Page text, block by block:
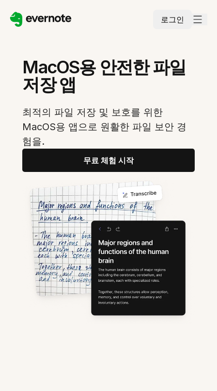
로그인
MacOS용 안전한 파일
저장 앱
최적의 파일 저장 및 보호를 위한
MacOS용 앱으로 원활한 파일 보안 경
험을.
무료 체험 시작